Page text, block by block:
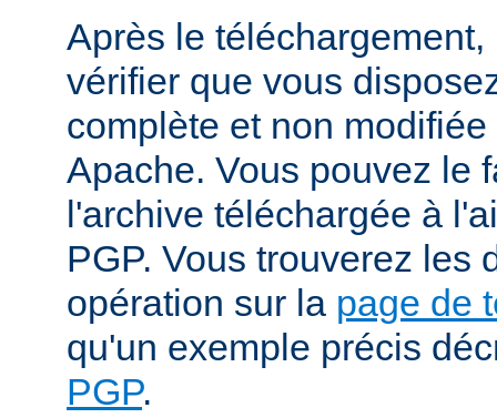
Après le
vérifier que vous
complète et non
Apache. Vous pouvez le
l'archive téléchargée à
PGP. Vous trouverez les
opération sur la page de
qu'un exemple précis
PGP.